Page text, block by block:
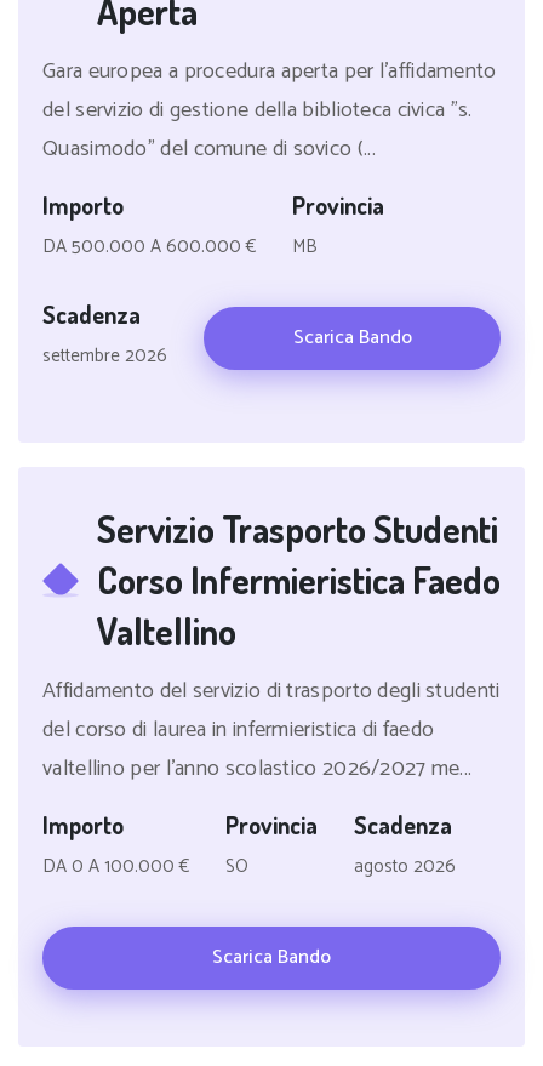
Aperta
Gara europea a procedura aperta per l'affidamento
del servizio di gestione della biblioteca civica "s.
Quasimodo" del comune di sovico (...
Importo
DA 500.000 A 600.000 €
Provincia
MB
Scadenza
settembre 2026
Scarica Bando
Servizio Trasporto Studenti
Corso Infermieristica Faedo
Valtellino
Affidamento del servizio di trasporto degli studenti
del corso di laurea in infermieristica di faedo
valtellino per l'anno scolastico 2026/2027 me...
Importo
DA 0 A 100.000 €
Provincia
SO
Scadenza
agosto 2026
Scarica Bando